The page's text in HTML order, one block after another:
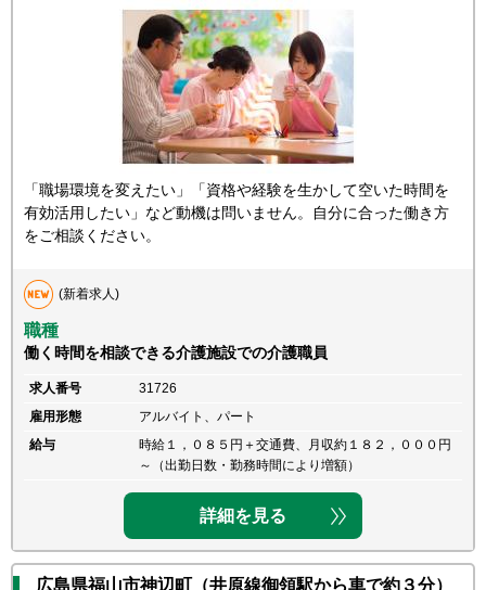
「職場環境を変えたい」「資格や経験を生かして空いた時間を
有効活用したい」など動機は問いません。自分に合った働き方
をご相談ください。
(新着求人)
職種
働く時間を相談できる介護施設での介護職員
求人番号
31726
雇用形態
アルバイト、パート
給与
時給１，０８５円＋交通費、月収約１８２，０００円
～（出勤日数・勤務時間により増額）
詳細を見る
広島県福山市神辺町（井原線御領駅から車で約３分）